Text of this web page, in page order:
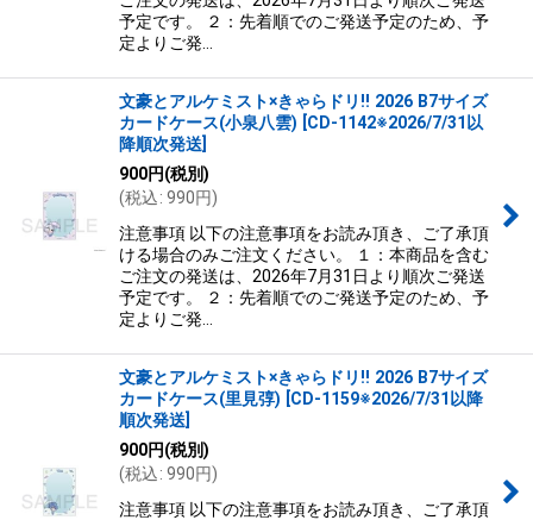
予定です。 ２：先着順でのご発送予定のため、予
定よりご発…
文豪とアルケミスト×きゃらドリ!! 2026 B7サイズ
カードケース(小泉八雲)
CD-1142※2026/7/31以
降順次発送
900円(税別)
(税込: 990円)
注意事項 以下の注意事項をお読み頂き、ご了承頂
ける場合のみご注文ください。 １：本商品を含む
ご注文の発送は、2026年7月31日より順次ご発送
予定です。 ２：先着順でのご発送予定のため、予
定よりご発…
文豪とアルケミスト×きゃらドリ!! 2026 B7サイズ
カードケース(里見弴)
CD-1159※2026/7/31以降
順次発送
900円(税別)
(税込: 990円)
注意事項 以下の注意事項をお読み頂き、ご了承頂